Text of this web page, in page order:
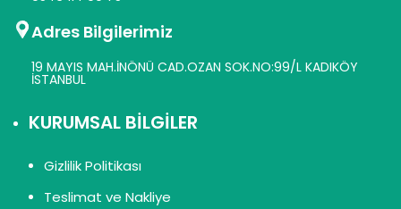
Adres Bilgilerimiz
19 MAYIS MAH.İNÖNÜ CAD.OZAN SOK.NO:99/L KADIKÖY
İSTANBUL
KURUMSAL BİLGİLER
Gizlilik Politikası
Teslimat ve Nakliye